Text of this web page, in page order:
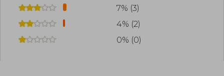
7% (3)
4% (2)
0% (0)